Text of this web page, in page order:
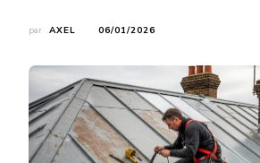
par AXEL 06/01/2026